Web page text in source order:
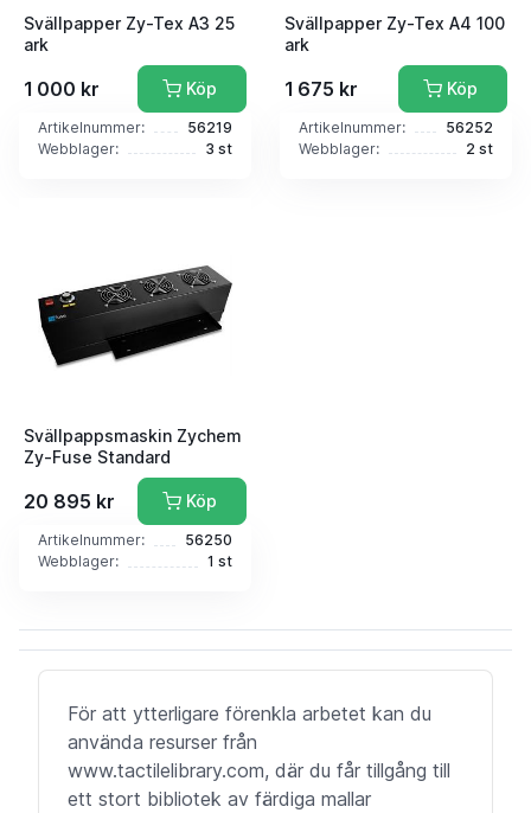
Svällpapper Zy-Tex A3 25
ark
1 000 kr Köp
Artikelnummer:
56219
Webblager:
3 st
Svällpapper Zy-Tex A4 100
ark
1 675 kr Köp
Artikelnummer:
56252
Webblager:
2 st
Svällpappsmaskin Zychem
Zy-Fuse Standard
20 895 kr Köp
Artikelnummer:
56250
Webblager:
1 st
För att ytterligare förenkla arbetet kan du
använda resurser från
www.tactilelibrary.com, där du får tillgång till
ett stort bibliotek av färdiga mallar